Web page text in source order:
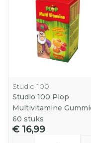
Studio 100
Studio 100 Plop
Multivitamine
60 stuks
€ 16,99